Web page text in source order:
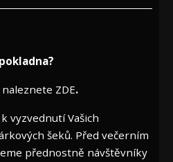
ZDE.
vyzvednutí Vašich
šeků. Před večerním
přednostně návštěvníky